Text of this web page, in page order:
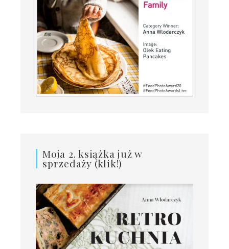
Moja 2. książka już w
sprzedaży (klik!)